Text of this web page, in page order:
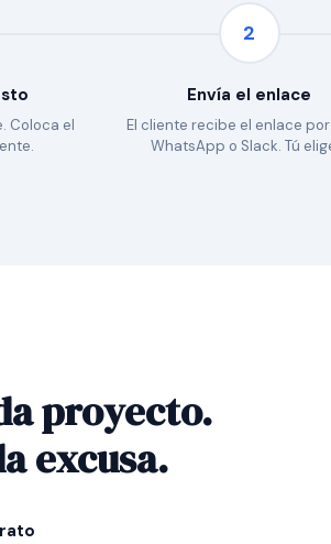
Coloca el
2
Envía el enlace
El cliente recibe el enlace por
WhatsApp o Slack. Tú
proyecto.
excusa.